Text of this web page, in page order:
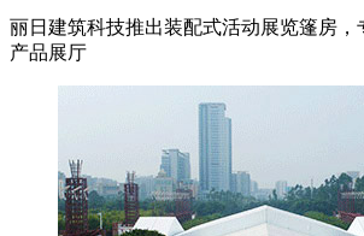
丽日建筑科技推出装配式活动展览篷房，
产品展厅